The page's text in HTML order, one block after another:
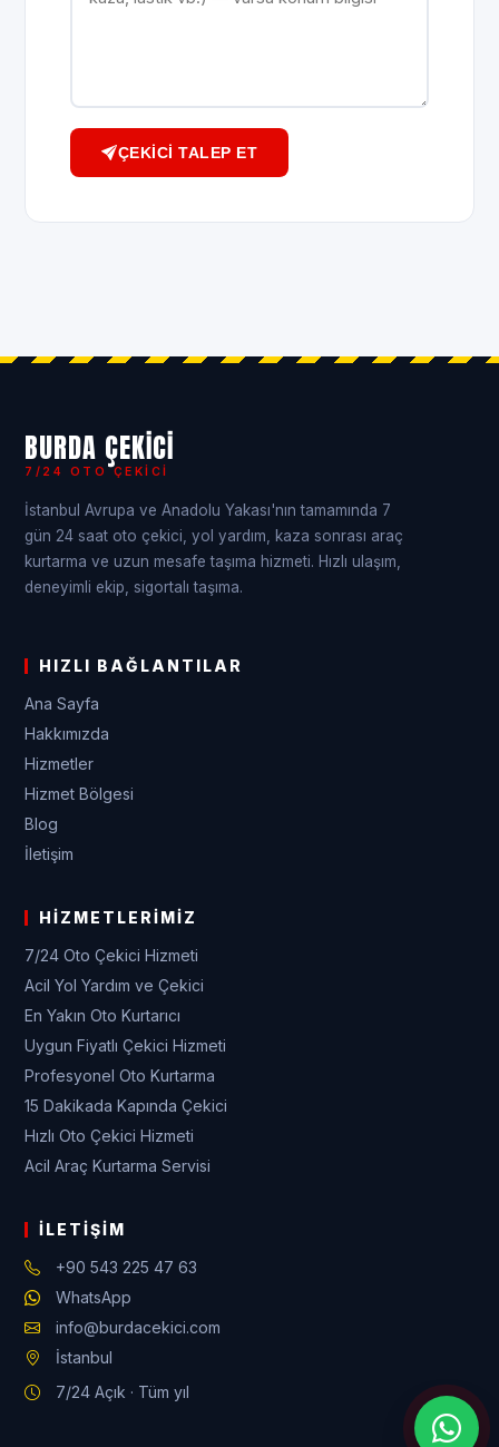
ÇEKICI TALEP ET
BURDA ÇEKICI
7/24 OTO ÇEKICI
İstanbul Avrupa ve Anadolu Yakası'nın tamamında 7
gün 24 saat oto çekici, yol yardım, kaza sonrası araç
kurtarma ve uzun mesafe taşıma hizmeti. Hızlı ulaşım,
deneyimli ekip, sigortalı taşıma.
HIZLI BAĞLANTILAR
Ana Sayfa
Hakkımızda
Hizmetler
Hizmet Bölgesi
Blog
İletişim
HIZMETLERIMIZ
7/24 Oto Çekici Hizmeti
Acil Yol Yardım ve Çekici
En Yakın Oto Kurtarıcı
Uygun Fiyatlı Çekici Hizmeti
Profesyonel Oto Kurtarma
15 Dakikada Kapında Çekici
Hızlı Oto Çekici Hizmeti
Acil Araç Kurtarma Servisi
İLETIŞIM
+90 543 225 47 63
WhatsApp
info@burdacekici.com
İstanbul
7/24 Açık · Tüm yıl